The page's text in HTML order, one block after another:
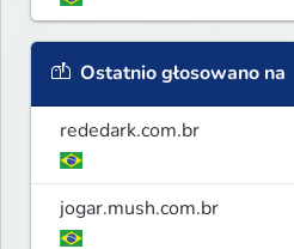
Ostatnio głosowano na
rededark.com.br
jogar.mush.com.br